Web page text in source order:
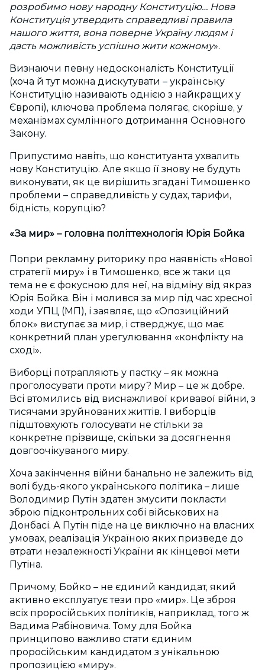
розробимо нову народну Конституцію… Нова
Конституція утвердить справедливі правила
нашого життя, вона поверне Україну людям і
дасть можливість успішно жити кожному».
Визнаючи певну недосконалість Конституції
(хоча й тут можна дискутувати – українську
Конституцію називають однією з найкращих у
Європі), ключова проблема полягає, скоріше, у
механізмах сумлінного дотримання Основного
Закону.
Припустимо навіть, що конституанта ухвалить
нову Конституцію. Але якщо її знову не будуть
виконувати, як це вирішить згадані Тимошенко
проблеми – справедливість у судах, тарифи,
бідність, корупцію?
«За мир» – головна політтехнологія Юрія Бойка
Попри рекламну риторику про наявність «Нової
стратегії миру» і в Тимошенко, все ж таки ця
тема не є фокусною для неї, на відміну від якраз
Юрія Бойка. Він і молився за мир під час хресної
ходи УПЦ (МП), і заявляє, що «Опозиційний
блок» виступає за мир, і стверджує, що має
конкретний план урегулювання «конфлікту на
сході».
Виборці потрапляють у пастку – як можна
проголосувати проти миру? Мир – це ж добре.
Всі втомились від виснажливої кривавої війни, з
тисячами зруйнованих життів. І виборців
підштовхують голосувати не стільки за
конкретне прізвище, скільки за досягнення
довгоочікуваного миру.
Хоча закінчення війни банально не залежить від
волі будь-якого українського політика – лише
Володимир Путін здатен змусити покласти
зброю підконтрольних собі військових на
Донбасі. А Путін піде на це виключно на власних
умовах, реалізація Україною яких призведе до
втрати незалежності України як кінцевої мети
Путіна.
Причому, Бойко – не єдиний кандидат, який
активно експлуатує тези про «мир». Це зброя
всіх проросійських політиків, наприклад, того ж
Вадима Рабіновича. Тому для Бойка
принципово важливо стати єдиним
проросійським кандидатом з унікальною
пропозицією «миру».